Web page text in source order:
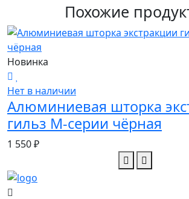
Похожие
Новинка
Нет в наличии
Алюминиевая шторка
гильз М-серии чёрная
1 550 ₽